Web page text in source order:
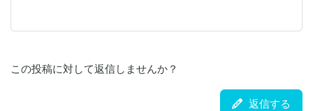
この投稿に対して返信しませんか？
返信する